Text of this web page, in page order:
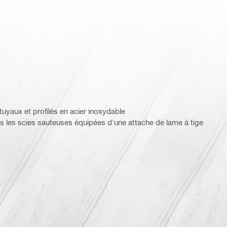
et profilés en acier inoxydable
les scies sauteuses équipées d'une attache de lame à tige